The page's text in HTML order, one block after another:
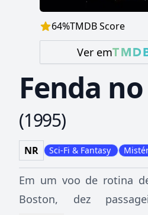
64%TMDB Score
Ver em
Fenda
(1995)
NR Sci-Fi & Fantasy
Em um voo de rotina
Boston, dez